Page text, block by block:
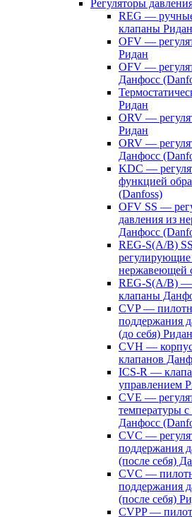
Регуляторы
REG —
клапаны Ридан
OFV —
Ридан
OFV —
Данфосс
Ридан
ORV —
Ридан
ORV —
Данфосс
KDC —
функцией
(Danfoss)
OFV SS —
давления из
Данфосс
REG-S(A/B)
нержавеющей
REG-S(A/B) —
клапаны
CVP —
поддержания
(до себя) Ридан
CVH —
клапанов
ICS-R —
управлением
CVE —
температуры
Данфосс
CVС —
поддержания
(после себя)
CVС —
поддержания
(после себя)
CVPP —